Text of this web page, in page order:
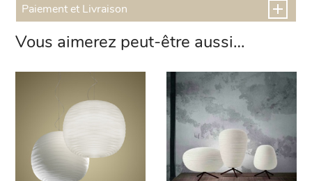
Paiement et Livraison
Vous aimerez peut-être aussi…